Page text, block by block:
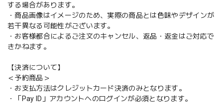
する場合があります。
・商品画像はイメージのため、実際の商品とは色味やデザインが
若干異なる可能性がございます。
・お客様都合によるご注文のキャンセル、返品・返金はご対応で
きかねます。
【決済について】
＜予約商品＞
・お支払方法はクレジットカード決済のみとなります。
・「Pay ID」アカウントへのログインが必須となります。